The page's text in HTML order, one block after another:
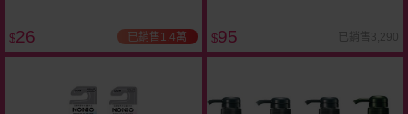
$26 已銷售1.4萬 $95 已銷售3,290